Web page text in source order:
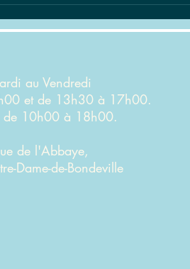
au Vendredi
et de 13h30 à 17h00.
de 10h00 à 18h00.
de l'Abbaye,
Dame-de-Bondeville